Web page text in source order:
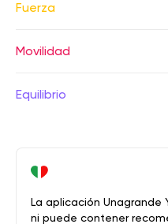
Fuerza
Movilidad
Equilibrio
La aplicación Unagrande
ni puede contener